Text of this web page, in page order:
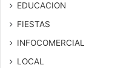
EDUCACION
FIESTAS
INFOCOMERCIAL
LOCAL